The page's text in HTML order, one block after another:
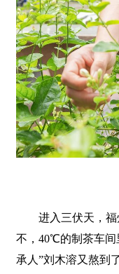
进入三伏天，
不，40℃的制茶车间
承人”刘木溶又熬到